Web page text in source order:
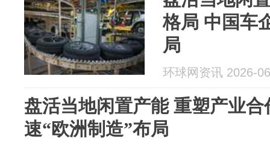
格局 中国车
局
环球网资讯 2026-
盘活当地闲置产能 重塑产业
速“欧洲制造”布局